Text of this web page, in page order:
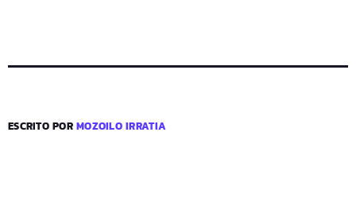
ESCRITO PORMOZOILO IRRATIA